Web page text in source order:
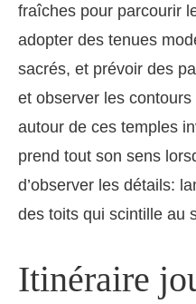
fraîches pour parcourir
adopter des tenues
sacrés, et prévoir des
et observer les
autour de ces temples
prend tout son sens
d’observer les détails:
des toits qui scintille au
Itinéraire